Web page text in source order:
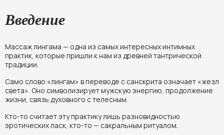
Введение
Массаж лингама — одна из самых интересных интимных
практик, которые пришли к нам из древней тантрической
традиции.
Само слово «лингам» в переводе с санскрита означает «жезл
света». Оно символизирует мужскую энергию, продолжение
жизни, связь духовного с телесным.
Кто-то считает эту практику лишь разновидностью
эротических ласк, кто-то — сакральным ритуалом.